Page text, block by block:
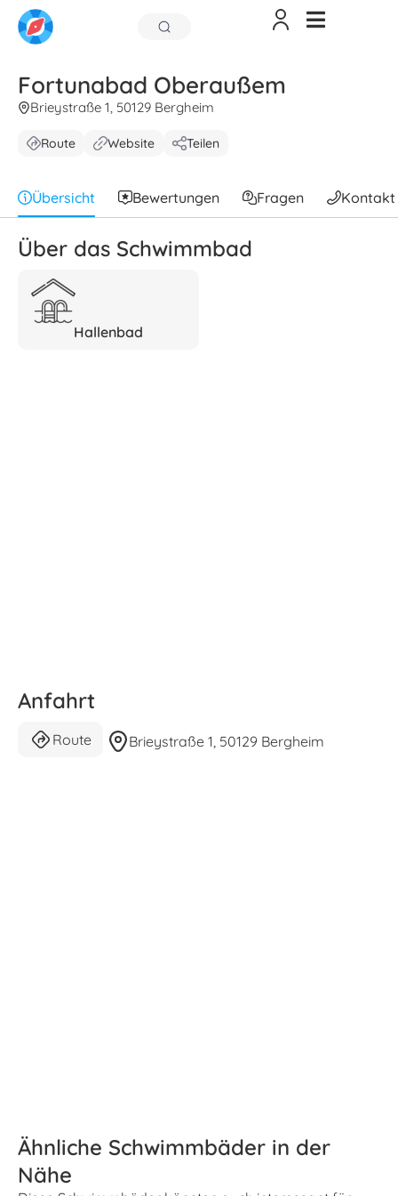
Fortunabad Oberaußem
Brieystraße 1, 50129 Bergheim
Route Website Teilen
Übersicht Bewertungen Fragen Kontakt
Über das Schwimmbad
Hallenbad
Anfahrt
Route Brieystraße 1, 50129 Bergheim
Ähnliche Schwimmbäder in der
Nähe